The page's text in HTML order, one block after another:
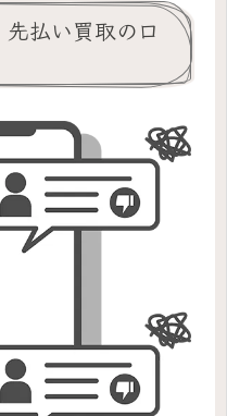
払い買取の口